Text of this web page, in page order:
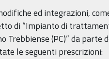
ed integrazioni,
di “Impianto di
Trebbiense (PC)” da parte
le seguenti prescrizioni: